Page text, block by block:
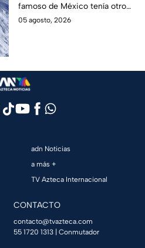
famoso de México tenía otro
nombre que pocos conocen y
05 agosto, 2026
adn Noticias
a más +
TV Azteca Internacional
CONTACTO
contacto@tvazteca.com
55 1720 1313 | Conmutador